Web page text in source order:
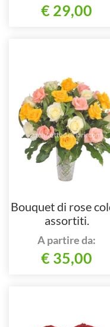
€ 29,00
Bouquet di rose
assortiti.
A partire da:
€ 35,00